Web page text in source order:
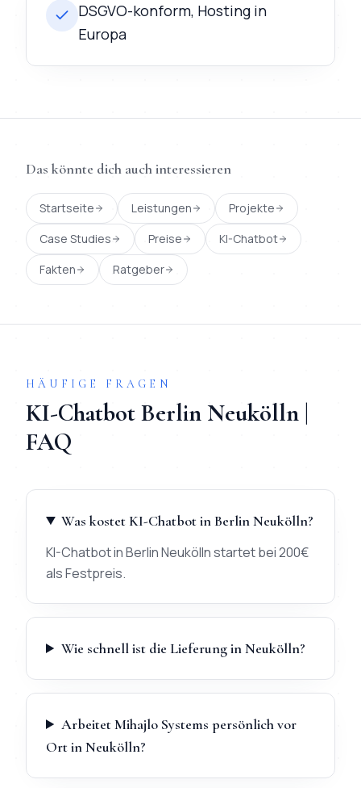
DSGVO-konform, Hosting in
Europa
Das könnte dich auch interessieren
Startseite Leistungen
Projekte
Case Studies
Preise
KI-Chatbot
Fakten
Ratgeber
HÄUFIGE FRAGEN
KI-ChatbotBerlin Neukölln |
FAQ
Was kostet KI-Chatbot in Berlin Neukölln?
KI-Chatbot in Berlin Neukölln startet bei 200€
als Festpreis.
Wie schnell ist die Lieferung in Neukölln?
Arbeitet Mihajlo Systems persönlich vor
Ort in Neukölln?